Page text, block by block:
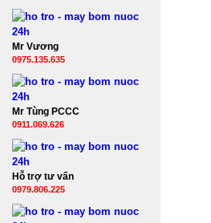
Mr Vương
0975.135.635
Mr Tùng PCCC
0911.069.626
Hỗ trợ tư vấn
0979.806.225